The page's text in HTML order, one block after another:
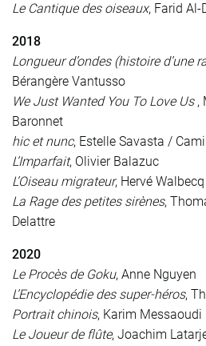
Le Cantique des oiseaux, Farid
2018
Longueur d’ondes (histoire d’une
Bérangère Vantusso
We Just Wanted You To Love Us ,
Baronnet
hic et nunc, Estelle Savasta /
L’Imparfait, Olivier Balazuc
L’Oiseau migrateur, Hervé
La Rage des petites sirènes,
Delattre
2020
Le Procès de Goku, Anne Nguyen
L’Encyclopédie des super-héros,
Portrait chinois, Karim Messaoudi
Le Joueur de flûte, Joachim